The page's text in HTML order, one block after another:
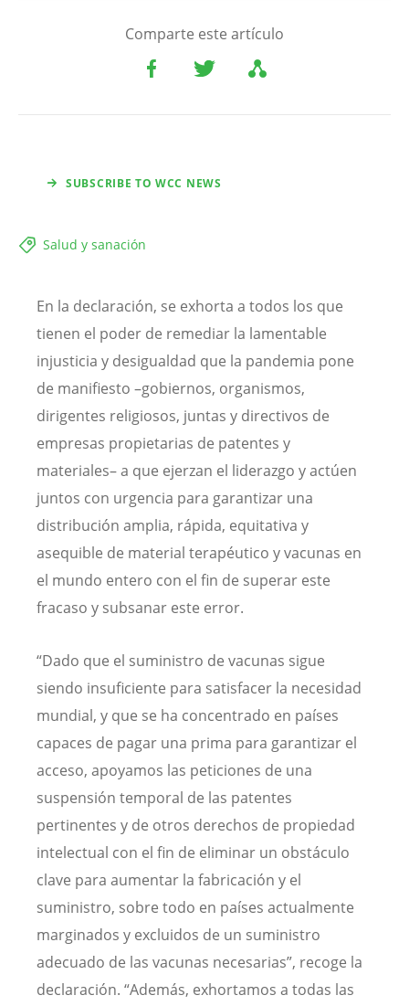
Comparte este artículo
SUBSCRIBE TO WCC NEWS
Salud y sanación
En la declaración, se exhorta a todos los que
tienen el poder de remediar la lamentable
injusticia y desigualdad que la pandemia pone
de manifiesto –gobiernos, organismos,
dirigentes religiosos, juntas y directivos de
empresas propietarias de patentes y
materiales– a que ejerzan el liderazgo y actúen
juntos con urgencia para garantizar una
distribución amplia, rápida, equitativa y
asequible de material terapéutico y vacunas en
el mundo entero con el fin de superar este
fracaso y subsanar este error.
“Dado que el suministro de vacunas sigue
siendo insuficiente para satisfacer la necesidad
mundial, y que se ha concentrado en países
capaces de pagar una prima para garantizar el
acceso, apoyamos las peticiones de una
suspensión temporal de las patentes
pertinentes y de otros derechos de propiedad
intelectual con el fin de eliminar un obstáculo
clave para aumentar la fabricación y el
suministro, sobre todo en países actualmente
marginados y excluidos de un suministro
adecuado de las vacunas necesarias”, recoge la
declaración. “Además, exhortamos a todas las